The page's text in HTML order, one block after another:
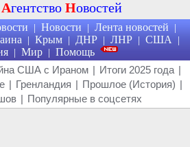
Агентство Новостей
| Новости | Лента новостей |
| Крым | ДНР | ЛНР | США |
| Мир | Помощь
США с Ираном | Итоги 2025 года |
| Гренландия | Прошлое (История) |
| Популярные в соцсетях